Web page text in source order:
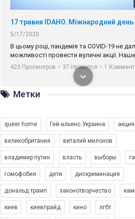
5/17/2020
В цьому році, пандемія та COVІD-19 не
можливості провести вуличні акції. Наше
звернення про те, що навіть коли ми у
містах та не можемо зустрінеться, ми
закликаємо всіх хто поділяє цінності
солідарності, приєднатися до нас.
підрозділи ГАУ є в 16 областях України.
423 Просмотров • 37 Нравится • 1
Емоційний та вражаючий промо-ролік на
Метки
queer home Гей-альянс Украина акция
великобритания виталий милонов
владимир путин власть выборы
гомофобия дети дискриминация
дональд трамп законотворчество
киев киевпрайд кино лгбт